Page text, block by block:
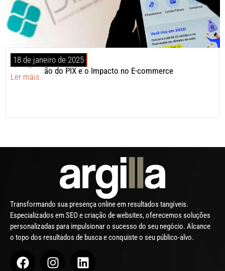
18 de janeiro de 2025
Fiscalização do PIX e o Impacto no E-commerce
Ler mais
Transformando sua presença online em resultados tangíveis.
Especializados em SEO e criação de websites, oferecemos soluções
personalizadas para impulsionar o sucesso do seu negócio. Alcance
o topo dos resultados de busca e conquiste o seu público-alvo.